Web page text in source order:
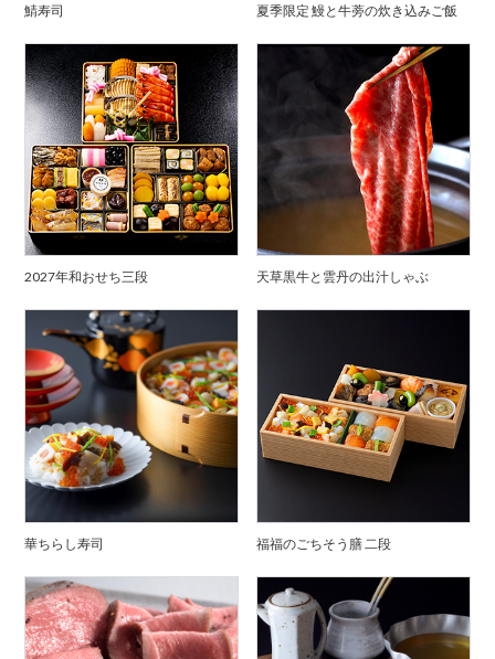
鯖寿司 夏季限定 鰻と牛蒡の炊き込みご飯
2027年和おせち三段 天草黒牛と雲丹の出汁しゃぶ
華ちらし寿司 福福のごちそう膳 二段